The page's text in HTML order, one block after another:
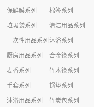
保鲜膜系列
垃圾袋系列
一次性用品系列
厨房用品系列
麦香系列
手套系列
沐浴用品系列
棉签系列
清洁用品系列
沐浴系列
合金筷系列
竹木筷系列
锅垫系列
竹炭包系列